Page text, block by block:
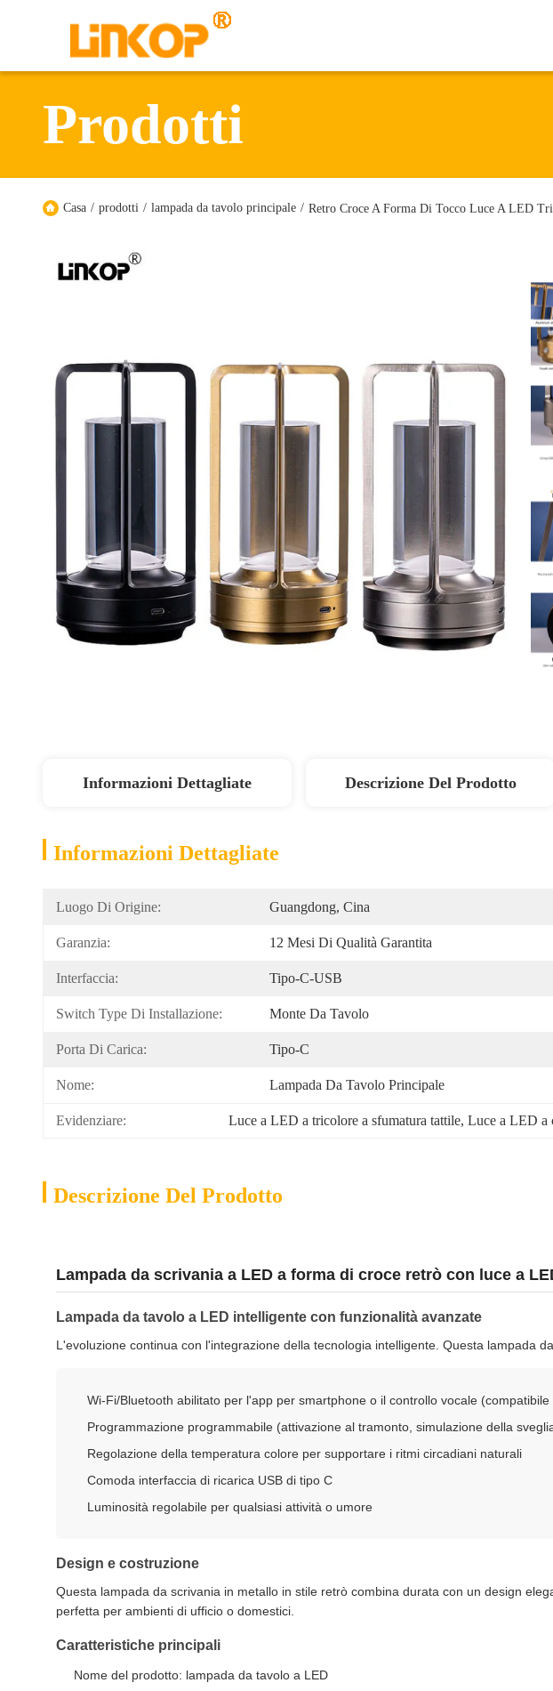
Prodotti
Casa / prodotti / lampada da tavolo principale / Retro Croce A Forma Di Tocco Luce A LED
Informazioni Dettagliate Descrizione Del Prodotto
Informazioni Dettagliate
Luogo Di Origine: Guangdong, Cina
Garanzia: 12 Mesi Di Qualità Garantita
Interfaccia: Tipo-C-USB
Switch Type Di Installazione: Monte Da Tavolo
Porta Di Carica: Tipo-C
Nome: Lampada Da Tavolo Principale
Evidenziare: Luce a LED a tricolore a sfumatura tattile, Luce a LED a
Descrizione Del Prodotto
Lampada da scrivania a LED a forma di croce retrò con luce a
Lampada da tavolo a LED intelligente con funzionalità avanzate
L'evoluzione continua con l'integrazione della tecnologia intelligente. Questa lampada
Wi-Fi/Bluetooth abilitato per l'app per smartphone o il controllo vocale
Programmazione programmabile (attivazione al tramonto, simulazione della
Regolazione della temperatura colore per supportare i ritmi circadiani naturali
Comoda interfaccia di ricarica USB di tipo C
Luminosità regolabile per qualsiasi attività o umore
Design e costruzione
Questa lampada da scrivania in metallo in stile retrò combina durata con un design
perfetta per ambienti di ufficio o domestici.
Caratteristiche principali
Nome del prodotto: lampada da tavolo a LED